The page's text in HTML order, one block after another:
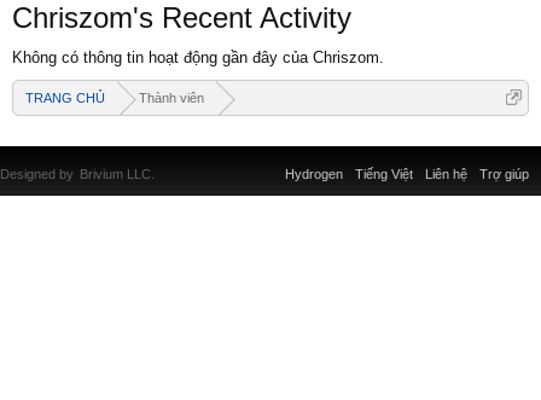
Chriszom's Recent Activity
Không có thông tin hoạt động gần đây của Chriszom.
TRANG CHỦ Thành viên
Liên hệ Trợ giúp
Hydrogen Tiếng Việt
Designed by Brivium LLC.